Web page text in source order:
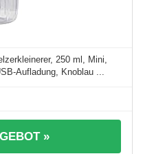
250 ml, Mini,
Aufladung, Knoblau ...
»